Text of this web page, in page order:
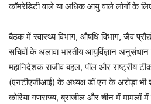
कॉमरेडिटी वाले या अधिक आयु वाले लोगों के
बैठक में स्वास्थ्य विभाग, औषधि विभाग, जैव
सचिवों के अलावा भारतीय आयुर्विज्ञान
महानिदेशक राजीव बहल, पॉल और राष्ट्रीय
(एनटीएजीआई) के अध्यक्ष डॉ एन के अरोड़ा भी
कोरिया गणराज्य, ब्राजील और चीन में मामलों में